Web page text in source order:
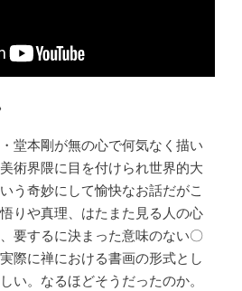
堂本剛が無の心で何気なく描い
術界隈に目を付けられ世界的大
う奇妙にして愉快なお話だがこ
りや真理、はたまた見る人の心
要するに決まった意味のない〇
際に禅における書画の形式とし
い。なるほどそうだったのか。